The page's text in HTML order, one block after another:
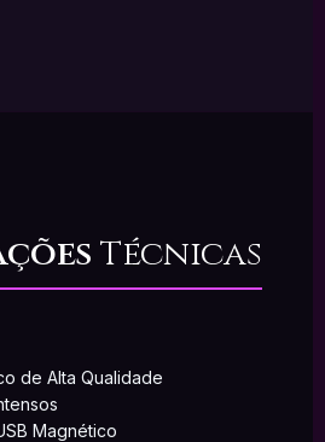
Técnicas
de Alta Qualidade
Magnético